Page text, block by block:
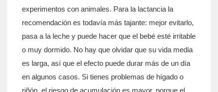
experimentos con animales. Para la lactancia la
recomendación es todavía más tajante: mejor evitarlo,
pasa a la leche y puede hacer que el bebé esté irritable
o muy dormido. No hay que olvidar que su vida media
es larga, así que el efecto puede durar más de un día
en algunos casos. Si tienes problemas de hígado o
riñón, el riesgo de acumulación es mayor, porque el